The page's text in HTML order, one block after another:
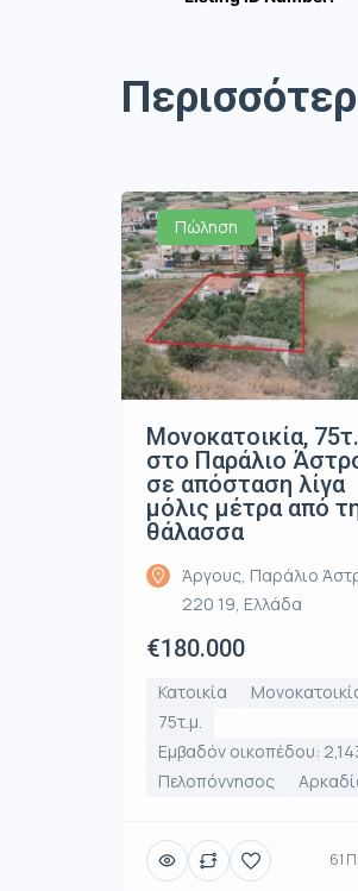
Πώληση
Μονοκατοικία,
στο Παράλιο
σε απόσταση λίγα
μόλις μέτρα από
θάλασσα
Άργους, Παράλιο
220 19, Ελλάδα
€180.000
Κατοικία
75τ.μ.
Εμβαδόν οικοπέδου:
Πελοπόννησος
61